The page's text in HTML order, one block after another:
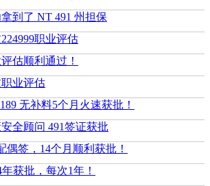
到了 NT 491 州担保
职业评估
估顺利通过！
业评估
无补料5个月火速获批！
全顾问 491签证获批
偶签，14个月顺利获批！
获批，每次1年！